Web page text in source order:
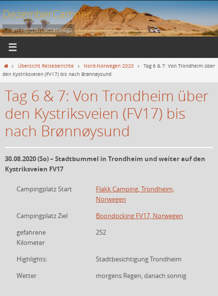
Zum
Inhalt
springen
DezemberCamper
... am liebsten unterwegs
StartÜbersicht Reiseberichte Nord-Norwegen 2020
Tag 6 & 7: Von Trondheim über
den Kystriksveien (FV17) bis nach Brønnøysund
Tag 6 & 7: Von Trondheim über
den Kystriksveien (FV17) bis
nach Brønnøysund
30.08.2020 (So) – Stadtbummel in Trondheim und weiter auf den
Kystriksveien FV17
Campingplatz Start
Flakk Camping, Trondheim,
Norwegen
Campingplatz Ziel
Boondocking FV17, Norwegen
gefahrene
Kilometer
252
Highlights:
Stadtbesichtigung Trondheim
Wetter
morgens Regen, danach sonnig